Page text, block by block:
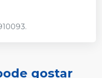
gostar